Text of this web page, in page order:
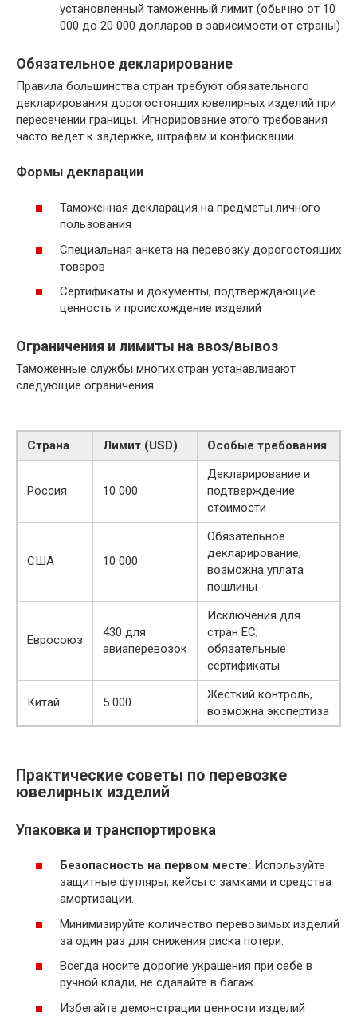
установленный таможенный лимит (обычно от 10
000 до 20 000 долларов в зависимости от страны)
Обязательное декларирование
Правила большинства стран требуют обязательного
декларирования дорогостоящих ювелирных изделий при
пересечении границы. Игнорирование этого требования
часто ведет к задержке, штрафам и конфискации.
Формы декларации
Таможенная декларация на предметы личного
пользования
Специальная анкета на перевозку дорогостоящих
товаров
Сертификаты и документы, подтверждающие
ценность и происхождение изделий
Ограничения и лимиты на ввоз/вывоз
Таможенные службы многих стран устанавливают
следующие ограничения:
Страна Лимит (USD) Особые требования
Россия 10 000
Декларирование и
подтверждение
стоимости
США 10 000
Обязательное
декларирование;
возможна уплата
пошлины
Евросоюз
430 для
авиаперевозок
Исключения для
стран ЕС;
обязательные
сертификаты
Китай 5 000
Жесткий контроль,
возможна экспертиза
Практические советы по перевозке
ювелирных изделий
Упаковка и транспортировка
Безопасность на первом месте: Используйте
защитные футляры, кейсы с замками и средства
амортизации.
Минимизируйте количество перевозимых изделий
за один раз для снижения риска потери.
Всегда носите дорогие украшения при себе в
ручной клади, не сдавайте в багаж.
Избегайте демонстрации ценности изделий